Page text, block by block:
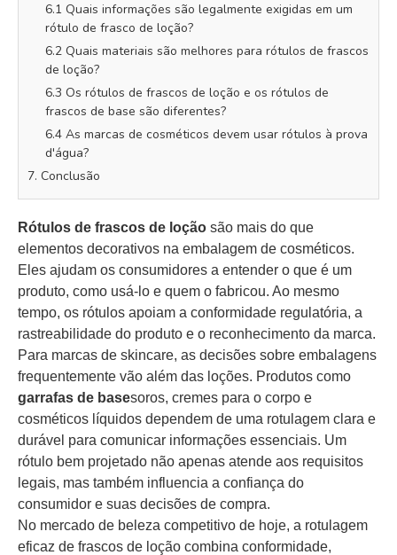
6.1 Quais informações são legalmente exigidas em um
rótulo de frasco de loção?
6.2 Quais materiais são melhores para rótulos de frascos
de loção?
6.3 Os rótulos de frascos de loção e os rótulos de
frascos de base são diferentes?
6.4 As marcas de cosméticos devem usar rótulos à prova
d'água?
7. Conclusão
Rótulos de frascos de loção são mais do que
elementos decorativos na embalagem de cosméticos.
Eles ajudam os consumidores a entender o que é um
produto, como usá-lo e quem o fabricou. Ao mesmo
tempo, os rótulos apoiam a conformidade regulatória, a
rastreabilidade do produto e o reconhecimento da marca.
Para marcas de skincare, as decisões sobre embalagens
frequentemente vão além das loções. Produtos como
garrafas de basesoros, cremes para o corpo e
cosméticos líquidos dependem de uma rotulagem clara e
durável para comunicar informações essenciais. Um
rótulo bem projetado não apenas atende aos requisitos
legais, mas também influencia a confiança do
consumidor e suas decisões de compra.
No mercado de beleza competitivo de hoje, a rotulagem
eficaz de frascos de loção combina conformidade,